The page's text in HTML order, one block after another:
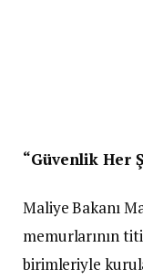
“Güvenlik Her
Maliye Bakanı
memurlarının
birimleriyle